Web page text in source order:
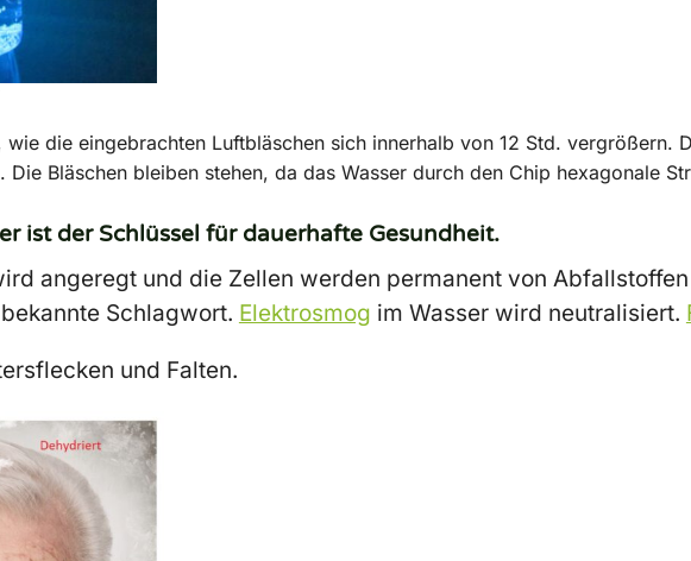
wie die eingebrachten Luftbläschen sich innerhalb von 12 Std. vergrößern.
Bläschen bleiben stehen, da das Wasser durch den Chip hexagonale
ist der Schlüssel für dauerhafte Gesundheit.
angeregt und die Zellen werden permanent von
Schlagwort. Elektrosmog im Wasser wird neutralisiert.
und Falten.